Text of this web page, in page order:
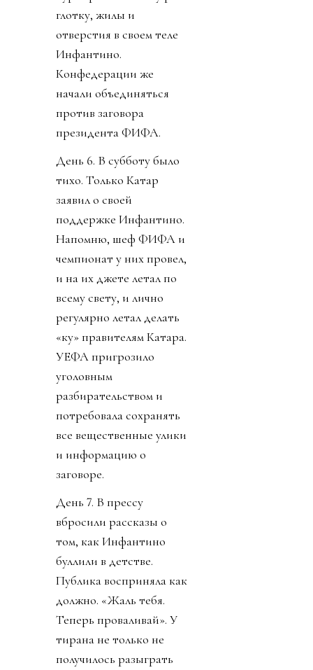
глотку, жилы и
отверстия в своем теле
Инфантино.
Конфедерации же
начали объединяться
против заговора
президента ФИФА.
День 6. В субботу было
тихо. Только Катар
заявил о своей
поддержке Инфантино.
Напомню, шеф ФИФА и
чемпионат у них провел,
и на их джете летал по
всему свету, и лично
регулярно летал делать
«ку» правителям Катара.
УЕФА пригрозило
уголовным
разбирательством и
потребовала сохранять
все вещественные улики
и информацию о
заговоре.
День 7. В прессу
вбросили рассказы о
том, как Инфантино
буллили в детстве.
Публика восприняла как
должно. «Жаль тебя.
Теперь проваливай». У
тирана не только не
получилось разыграть